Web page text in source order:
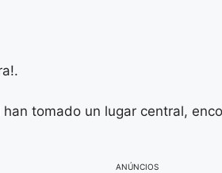
tomado un lugar central,
ANÚNCIOS